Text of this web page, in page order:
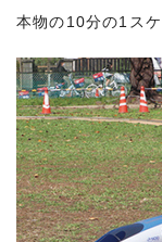
本物の10分の1ス